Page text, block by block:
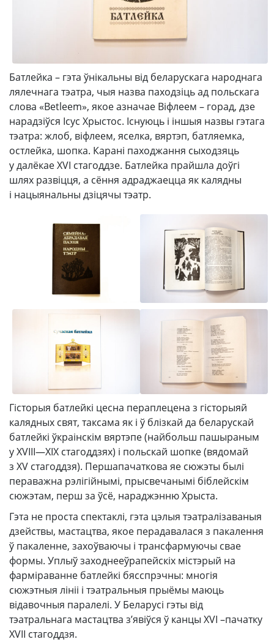
Батлейка – гэта ўнікальны від беларускага народнага
лялечнага тэатра, чыя назва паходзіць ад польскага
слова «Betleem», якое азначае Віфлеем – горад, дзе
нарадзіўся Ісус Хрыстос. Існуюць і іншыя назвы гэтага
тэатра: жлоб, віфлеем, яселка, вяртэп, батляемка,
остлейка, шопка. Карані паходжання сыходзяць
у далёкае XVI стагоддзе. Батлейка прайшла доўгі
шлях развіцця, а сёння адраджаецца як калядны
і нацыянальны дзіцячы тэатр.
Гісторыя батлейкі цесна пераплецена з гісторыяй
калядных свят, таксама як і ў блізкай да беларускай
батлейкі ўкраінскім вяртэпе (найбольш пашыраным
у XVIII—XIX стагоддзях) і польскай шопке (вядомай
з XV стагоддзя). Першапачаткова яе сюжэты былі
пераважна рэлігійнымі, прысвечанымі біблейскім
сюжэтам, перш за ўсё, нараджэнню Хрыста.
Гэта не проста спектаклі, гэта цэлыя тэатралізаваныя
дзействы, мастацтва, якое перадавалася з пакалення
ў пакаленне, захоўваючы і трансфармуючы свае
формы. Уплыў заходнееўрапейскіх містэрый на
фарміраванне батлейкі бясспрэчны: многія
сюжэтныя лініі і тэатральныя прыёмы маюць
відавочныя паралелі. У Беларусі гэты від
тэатральнага мастацтва з’явіўся ў канцы XVI –пачатку
XVII стагоддзя.